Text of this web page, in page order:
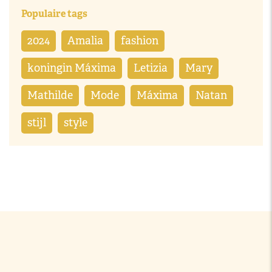
Populaire tags
2024 Amalia fashion
koningin Máxima Letizia Mary
Mathilde Mode Máxima Natan
stijl style